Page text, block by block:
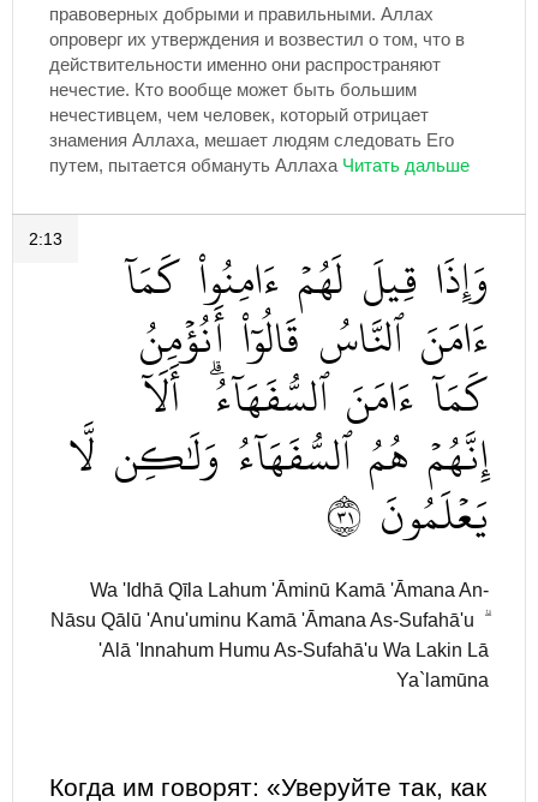
правоверных добрыми и правильными. Аллах
опроверг их утверждения и возвестил о том, что в
действительности именно они распространяют
нечестие. Кто вообще может быть большим
нечестивцем, чем человек, который отрицает
знамения Аллаха, мешает людям следовать Его
путем, пытается обмануть Аллаха
2:13 وَإِذَا قِيلَ لَهُمۡ ءَامِنُواْ كَمَآ
ءَامَنَ ٱلنَّاسُ قَالُوٓاْ أَنُؤۡمِنُ
كَمَآ ءَامَنَ ٱلسُّفَهَآءُۗ أَلَآ
إِنَّهُمۡ هُمُ ٱلسُّفَهَآءُ وَلَٰكِن لَّا
يَعۡلَمُونَ ١٣
Wa 'Idhā Qīla Lahum 'Āminū Kamā 'Āmana An-
Nāsu Qālū 'Anu'uminu Kamā 'Āmana As-Sufahā'u ۗ
'Alā 'Innahum Humu As-Sufahā'u Wa Lakin Lā
Ya`lamūna
Когда им говорят: «Уверуйте так, как